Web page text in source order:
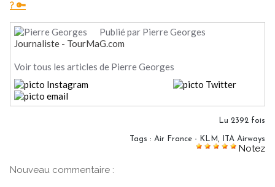
? 🔑
Publié par Pierre Georges
Journaliste - TourMaG.com
Voir tous les articles de Pierre Georges
Lu 2392 fois
Tags : Air France - KLM, ITA Airways
Notez
Nouveau commentaire :